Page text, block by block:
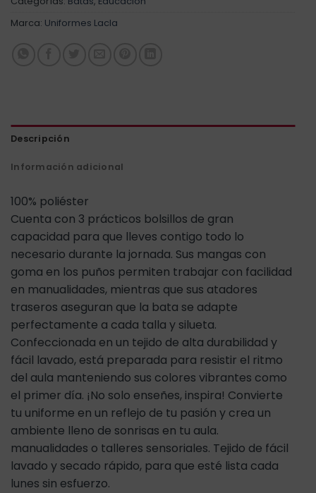
Marca: Uniformes Lacla
Descripción
Información adicional
100% poliéster
Cuenta con 3 prácticos bolsillos de gran
capacidad para que lleves contigo todo lo
necesario durante la jornada. Sus mangas con
goma en los puños permiten trabajar con facilidad
en manualidades, mientras que sus atadores
traseros aseguran que la bata se adapte
perfectamente a cada talla y silueta.
Confeccionada en un tejido de alta durabilidad y
fácil lavado, está preparada para resistir el ritmo
del aula manteniendo sus colores vibrantes como
el primer día. ¡No solo enseñes, inspira! Convierte
tu uniforme en un reflejo de tu pasión y crea un
ambiente lleno de sonrisas en tu aula.
manualidades o talleres sensoriales. Tejido de fácil
lavado y secado rápido, para que esté lista cada
lunes sin esfuerzo.